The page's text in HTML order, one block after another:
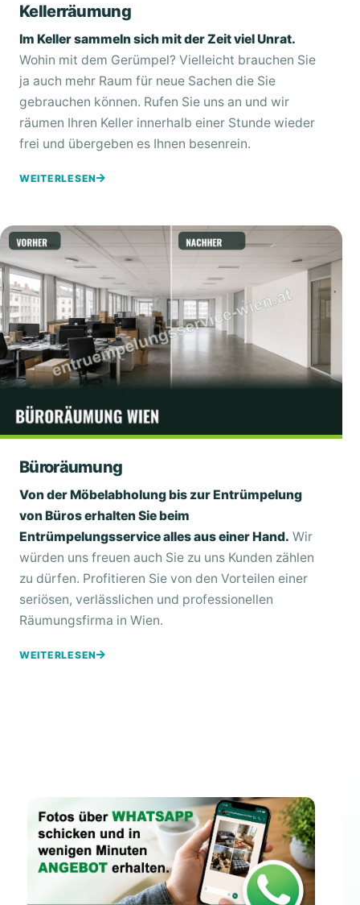
Kellerräumung
Im Keller sammeln sich mit der Zeit viel Unrat.
Wohin mit dem Gerümpel? Vielleicht brauchen Sie
ja auch mehr Raum für neue Sachen die Sie
gebrauchen können. Rufen Sie uns an und wir
räumen Ihren Keller innerhalb einer Stunde wieder
frei und übergeben es Ihnen besenrein.
WEITERLESEN
Büroräumung
Von der Möbelabholung bis zur Entrümpelung
von Büros erhalten Sie beim
Entrümpelungsservice alles aus einer Hand. Wir
würden uns freuen auch Sie zu uns Kunden zählen
zu dürfen. Profitieren Sie von den Vorteilen einer
seriösen, verlässlichen und professionellen
Räumungsfirma in Wien.
WEITERLESEN